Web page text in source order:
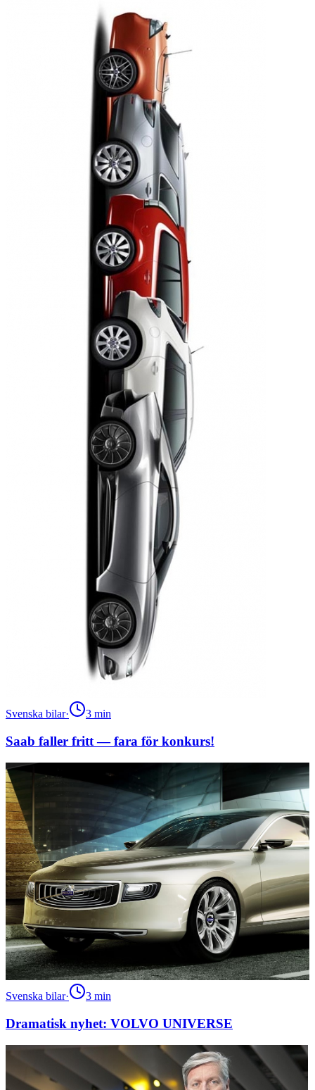
Svenska bilar· 3 min
Saab faller fritt — fara för konkurs!
Svenska bilar· 3 min
Dramatisk nyhet: VOLVO UNIVERSE